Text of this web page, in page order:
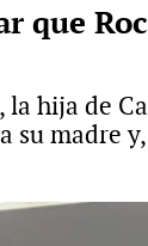
hija de
madre